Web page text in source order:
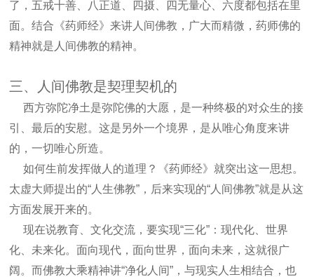
了，五戒十善、八正道、四摄、四无量心、六度都包括在里
面。结合《药师经》来讲人间佛教，广大而精微，药师佛的
精神就是人间佛教的精神。
三、人间佛教是契理契机的
西方弥陀净土是弥陀佛的大愿，是一种终极的对众生的接
引、最后的安慰。这是另外一个境界，是从唯心角度来讲
的，一切唯心所造。
如何生前发挥做人的道理？《药师经》就突出这一思想。
太虚大师提出的“人生佛教”，后来实现的“人间佛教”就是从这
方面发展开来的。
现在说教育、文化交流，要实现“三化”：现代化、世界
化、未来化。面向现代，面向世界，面向未来，这就很广
阔。而佛教大乘精神讲“净化人间”，与现实人生相结合，也